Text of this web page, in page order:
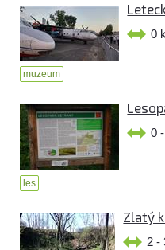
0
muzeum
0
les
Zlatý
2 -